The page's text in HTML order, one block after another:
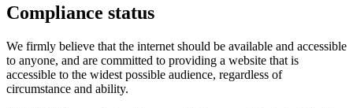
Compliance status
We firmly believe that the internet should be available and accessible
to anyone, and are committed to providing a website that is
accessible to the widest possible audience, regardless of
circumstance and ability.